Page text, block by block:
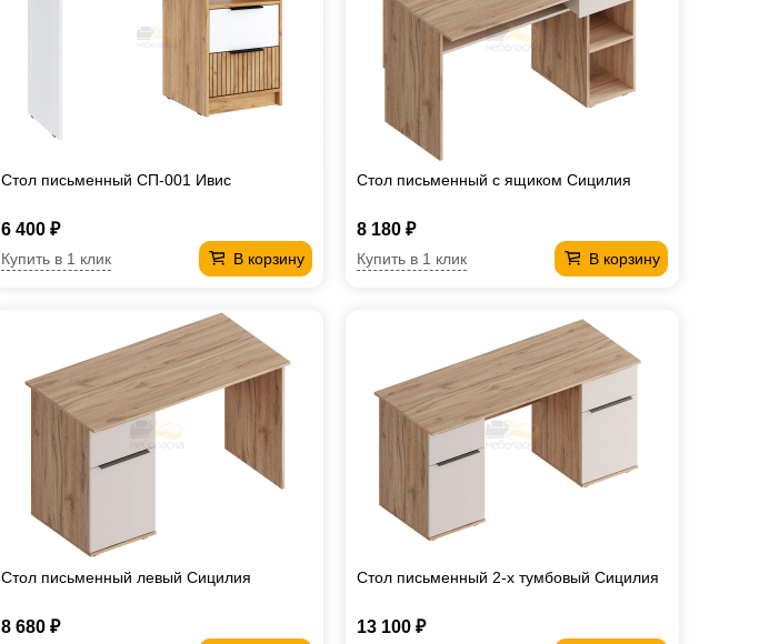
Стол письменный СП-001 Ивис
6 400 ₽
В корзину
Купить в 1 клик
Стол письменный с ящиком Сицилия
8 180 ₽
В корзину
Купить в 1 клик
Стол письменный левый Сицилия
8 680 ₽
Стол письменный 2-х тумбовый Сицилия
13 100 ₽